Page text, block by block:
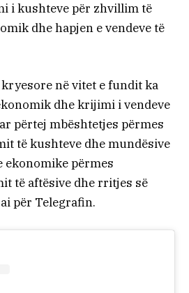
i kushteve për zhvillim të
dhe hapjen e vendeve të
në vitet e fundit ka
dhe krijimi i vendeve
përtej mbështetjes përmes
të kushteve dhe mundësive
ekonomike përmes
të aftësive dhe rritjes së
për Telegrafin.